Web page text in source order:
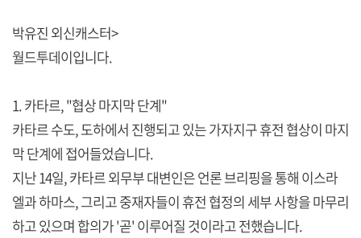
박유진 외신캐스터>
월드투데이입니다.
1. 카타르, "협상 마지막 단계"
카타르 수도, 도하에서 진행되고 있는 가자지구 휴전 협상이 마지
막 단계에 접어들었습니다.
지난 14일, 카타르 외무부 대변인은 언론 브리핑을 통해 이스라
엘과 하마스, 그리고 중재자들이 휴전 협정의 세부 사항을 마무리
하고 있으며 합의가 '곧' 이루어질 것이라고 전했습니다.